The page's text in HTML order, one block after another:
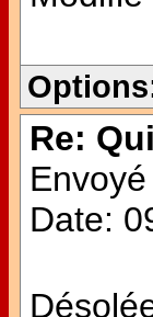
Re:
Date: